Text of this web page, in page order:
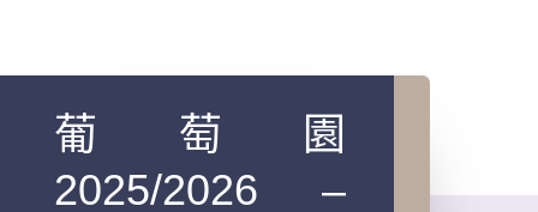
葡萄園
2025/2026 –